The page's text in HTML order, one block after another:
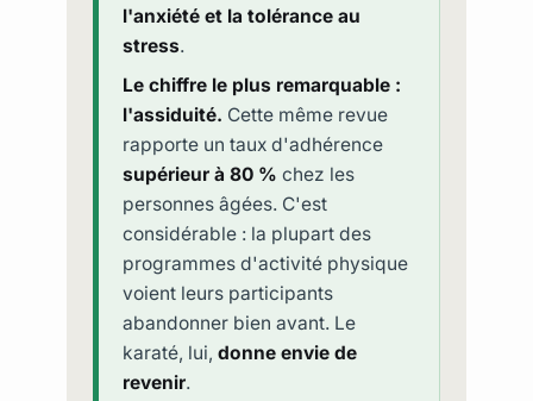
l'anxiété et la tolérance au
stress.
Le chiffre le plus remarquable :
l'assiduité. Cette même revue
rapporte un taux d'adhérence
supérieur à 80 % chez les
personnes âgées. C'est
considérable : la plupart des
programmes d'activité physique
voient leurs participants
abandonner bien avant. Le
karaté, lui, donne envie de
revenir.